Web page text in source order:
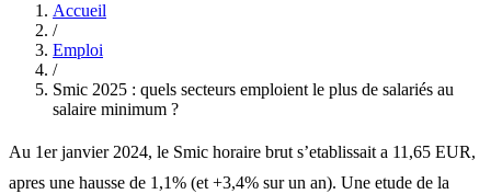
Accueil
/
Emploi
/
Smic 2025 : quels secteurs emploient le plus de salariés au
salaire minimum ?
Au 1er janvier 2024, le Smic horaire brut s’etablissait a 11,65 EUR,
apres une hausse de 1,1% (et +3,4% sur un an). Une etude de la